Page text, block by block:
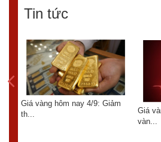
Tin tức
Giá vàng hôm nay 4/9: Giảm
th...
Giá
vàn...